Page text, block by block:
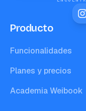
Producto
Funcionalidades
Planes y precios
Academia Weibook